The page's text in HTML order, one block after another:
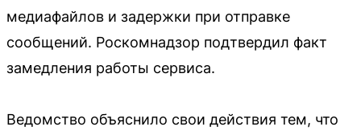
медиафайлов и задержки при отправке
сообщений. Роскомнадзор подтвердил факт
замедления работы сервиса.
Ведомство объяснило свои действия тем, что